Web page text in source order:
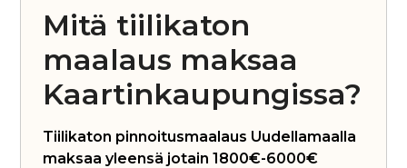
Mitä tiilikaton
maalaus maksaa
Kaartinkaupungissa?
Tiilikaton pinnoitusmaalaus Uudellamaalla
maksaa yleensä jotain 1800€-6000€